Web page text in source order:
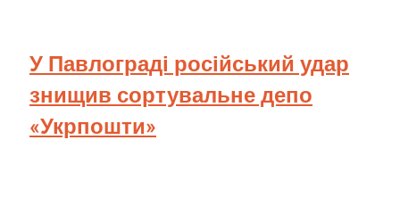
У Павлограді російський удар
знищив сортувальне депо
«Укрпошти»